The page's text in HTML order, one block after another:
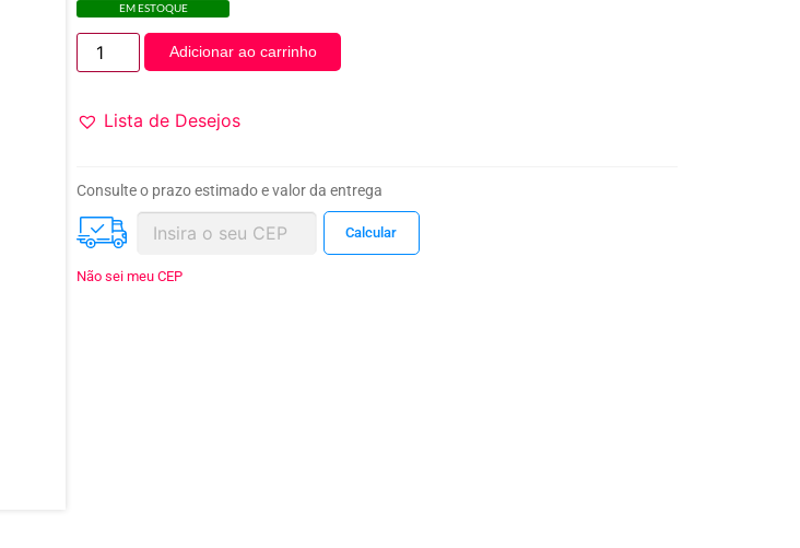
EM ESTOQUE
Adicionar ao carrinho
Lista de Desejos
Consulte o prazo estimado e valor da entrega
Não sei meu CEP